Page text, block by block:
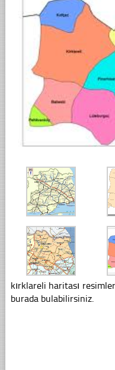
kırklareli haritası
burada bulabilirsiniz.